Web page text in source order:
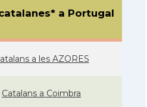
a Portugal
a les AZORES
Catalans a Coimbra